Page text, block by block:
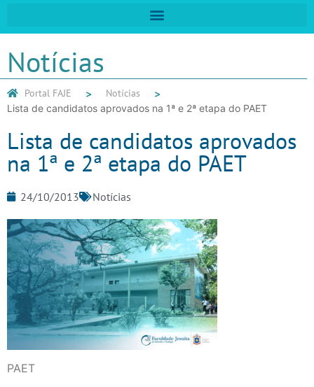
Notícias
Portal FAJE Notícias
Lista de candidatos aprovados na 1ª e 2ª etapa do PAET
Lista de candidatos aprovados
na 1ª e 2ª etapa do PAET
24/10/2013 Notícias
PAET